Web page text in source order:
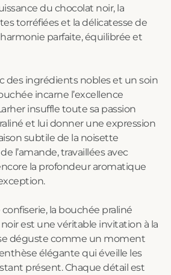
du chocolat noir, la
torréfiées et la délicatesse de
parfaite, équilibrée et
des ingrédients nobles et un soin
incarne l’excellence
insuffle toute sa passion
et lui donner une expression
subtile de la noisette
l’amande, travaillées avec
la profondeur aromatique
la bouchée praliné
est une véritable invitation à la
déguste comme un moment
élégante qui éveille les
présent. Chaque détail est